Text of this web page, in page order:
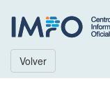
Volver